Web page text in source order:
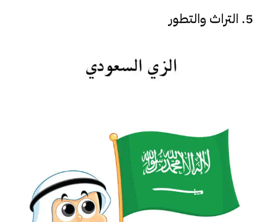
5. التراث والتطور